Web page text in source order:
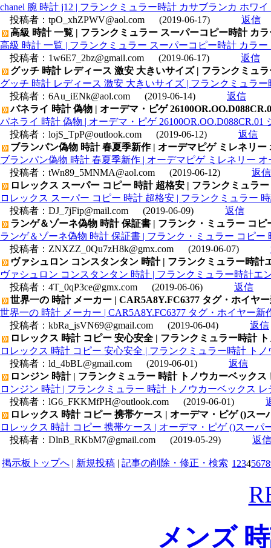
chanel 腕 時計 j12 | フランクミュラー時計 カサブランカ ホワ
投稿者： tpO_xhZPWV@aol.com (2019-06-17)
返信
高級 時計 一覧 | フランクミュラー スーパーコピー時計 カ
高級 時計 一覧 | フランクミュラー スーパーコピー時計 カラ
投稿者： 1w6E7_2bz@gmail.com (2019-06-17)
返信
グッチ 時計 レディース 激安 大きいサイズ | フランクミュ
グッチ 時計 レディース 激安 大きいサイズ | フランクミュラ
投稿者： 6Au_iENk@aol.com (2019-06-14)
返信
パネライ 時計 偽物 | オーデマ・ピゲ
パネライ 時計 偽物 | オーデマ・ピゲ
投稿者： lojS_TpP@outlook.com (2019-06-12)
返信
ブランパン偽物 時計 春夏季新作 | オーデマピゲ ミレネリー
ブランパン偽物 時計 春夏季新作 | オーデマピゲ ミレネリー オ
投稿者： tWn89_5MNMA@aol.com (2019-06-12)
返信
ロレックス スーパー コピー 時計 超格安 | フランクミュラ
ロレックス スーパー コピー 時計 超格安 | フランクミュラー
投稿者： DJ_7jFip@mail.com (2019-06-09)
返信
ランゲ＆ゾーネ偽物 時計 保証書 | フランク・ミュラー コ
ランゲ＆ゾーネ偽物 時計 保証書 | フランク・ミュラー コピー
投稿者： ZNXZZ_0Qu7zH8k@gmx.com (2019-06-07)
ヴァシュロン コンスタンタン 時計 | フランクミュラー時
ヴァシュロン コンスタンタン 時計 | フランクミュラー時計
投稿者： 4T_0qP3ce@gmx.com (2019-06-06)
返信
世界一の 時計 メーカー | CAR5A8Y.FC6377 タグ・ホイヤ
世界一の 時計 メーカー | CAR5A8Y.FC6377 タグ・ホイヤー
投稿者： kbRa_jsVN69@gmail.com (2019-06-04)
返信
ロレックス 時計 コピー 安心安全 | フランクミュラー時計
ロレックス 時計 コピー 安心安全 | フランクミュラー時計 ト
投稿者： ld_4bBL@gmail.com (2019-06-01)
返信
ロンジン 時計 | フランクミュラー 時計 トノウカーベック
ロンジン 時計 | フランクミュラー 時計 トノウカーベックス
投稿者： lG6_FKKMfPH@outlook.com (2019-06-01)
ロレックス 時計 コピー 携帯ケース | オーデマ・ピゲ ()ス
ロレックス 時計 コピー 携帯ケース | オーデマ・ピゲ ()スー
投稿者： DlnB_RKbM7@gmail.com (2019-05-29) 返信
掲示板トップへ | 新規投稿 | 記事の削除・修正・検索 1 2345678
メンズ